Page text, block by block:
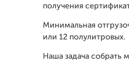
получения
Минимальная
или 12 полулитровых.
Наша задача собрать